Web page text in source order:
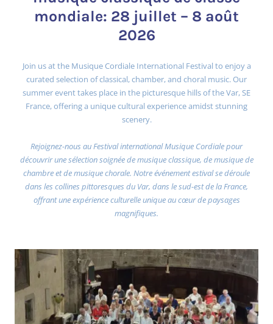
mondiale: 28 juillet – 8 août
2026
Join us at the Musique Cordiale International Festival to enjoy a
curated selection of classical, chamber, and choral music. Our
summer event takes place in the picturesque hills of the Var, SE
France, offering a unique cultural experience amidst stunning
scenery.
Rejoignez-nous au Festival international Musique Cordiale pour
découvrir une sélection soignée de musique classique, de musique de
chambre et de musique chorale. Notre événement estival se déroule
dans les collines pittoresques du Var, dans le sud-est de la France,
offrant une expérience culturelle unique au cœur de paysages
magnifiques.